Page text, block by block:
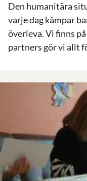
Den humanitära
varje dag kämpar
överleva. Vi finns
partners gör vi allt